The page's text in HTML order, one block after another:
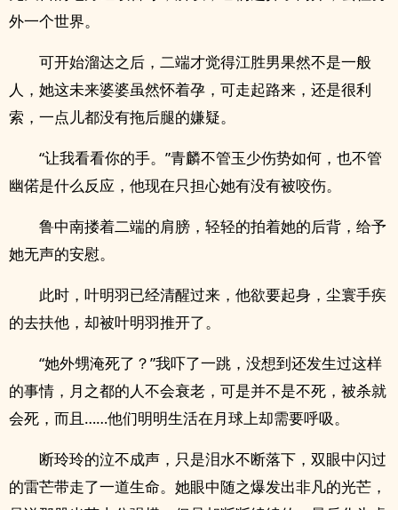
外一个世界。
可开始溜达之后，二端才觉得江胜男果然不是一般
人，她这未来婆婆虽然怀着孕，可走起路来，还是很利
索，一点儿都没有拖后腿的嫌疑。
“让我看看你的手。”青麟不管玉少伤势如何，也不管
幽偌是什么反应，他现在只担心她有没有被咬伤。
鲁中南搂着二端的肩膀，轻轻的拍着她的后背，给予
她无声的安慰。
此时，叶明羽已经清醒过来，他欲要起身，尘寰手疾
的去扶他，却被叶明羽推开了。
“她外甥淹死了？”我吓了一跳，没想到还发生过这样
的事情，月之都的人不会衰老，可是并不是不死，被杀就
会死，而且……他们明明生活在月球上却需要呼吸。
断玲玲的泣不成声，只是泪水不断落下，双眼中闪过
的雷芒带走了一道生命。她眼中随之爆发出非凡的光芒，